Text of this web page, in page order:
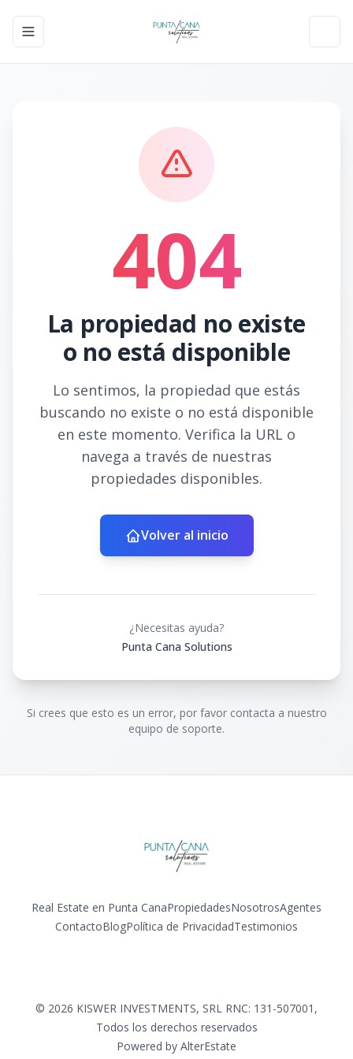
Toggle navigation menu
404
La propiedad no existe
o no está disponible
Lo sentimos, la propiedad que estás
buscando no existe o no está disponible
en este momento. Verifica la URL o
navega a través de nuestras
propiedades disponibles.
Volver al inicio
¿Necesitas ayuda?
Punta Cana Solutions
Si crees que esto es un error, por favor contacta a nuestro
equipo de soporte.
Real Estate en Punta CanaPropiedadesNosotrosAgentes
ContactoBlogPolítica de PrivacidadTestimonios
© 2026 KISWER INVESTMENTS, SRL RNC: 131-507001 ,
Todos los derechos reservados
Powered by AlterEstate